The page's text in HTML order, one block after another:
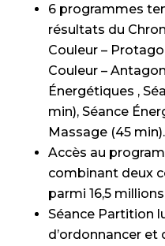
6 programmes
résultats du
Couleur –
Couleur –
Énergétiques ,
min), Séance
Massage (45 min).
Accès au
combinant deux
parmi 16,5
Séance Partition
d’ordonnancer